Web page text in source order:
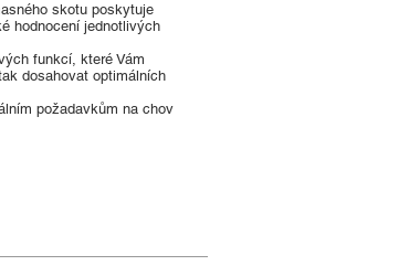
skotu poskytuje
hodnocení jednotlivých
funkcí, které Vám
dosahovat optimálních
požadavkům na chov